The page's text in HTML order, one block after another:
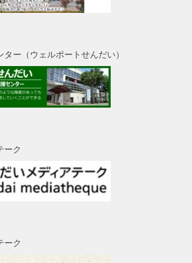
ー（ウェルポートせんだい）
ーク
ーク